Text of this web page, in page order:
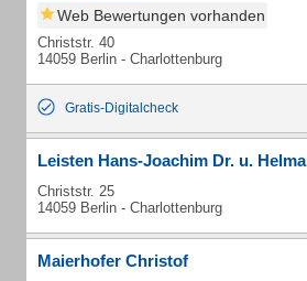
Web Bewertungen vorhanden
Christstr. 40
14059 Berlin - Charlottenburg
Gratis-Digitalcheck
Leisten Hans-Joachim Dr. u. Helma
Christstr. 25
14059 Berlin - Charlottenburg
Maierhofer Christof